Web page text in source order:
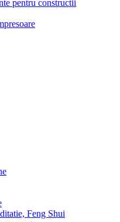
pentru constructii
Feng Shui